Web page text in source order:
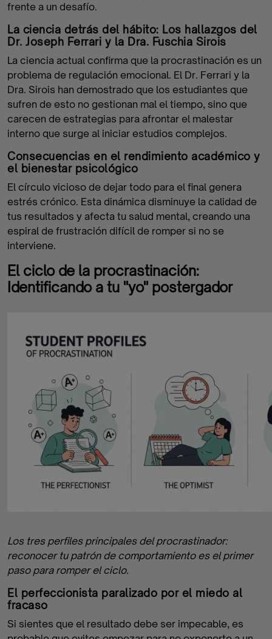
frente a un desafío.
La ciencia detrás del hábito: Los hallazgos del
Dr. Joseph Ferrari y la Dra. Fuschia Sirois
La ciencia actual confirma que la procrastinación es un
problema de regulación emocional. El Dr. Ferrari y la
Dra. Sirois han demostrado que los estudiantes que
sufren de esto no gestionan mal el tiempo, sino que
carecen de estrategias para afrontar el malestar
interno que surge al iniciar estudios complejos.
Consecuencias en el rendimiento académico y
el bienestar psicológico
El círculo vicioso de dejar todo para el final genera
estrés crónico. Esta dinámica disminuye la calidad de
tus resultados y afecta tu salud mental, creando una
espiral de frustración difícil de romper si no se
interviene.
El ciclo de la procrastinación:
Identificando a tu "yo" postergador
Los tres perfiles principales del procrastinador:
reconocer tu patrón de comportamiento es el primer
paso para romper el ciclo.
El perfeccionista paralizado por el miedo al
fracaso
Si sientes que el resultado debe ser impecable, es